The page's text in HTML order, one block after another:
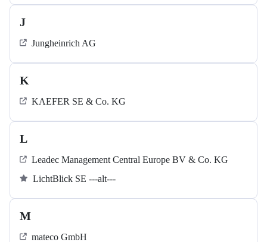
J
Jungheinrich AG
K
KAEFER SE & Co. KG
L
Leadec Management Central Europe BV & Co. KG
LichtBlick SE ---alt---
M
mateco GmbH